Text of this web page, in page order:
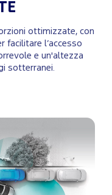
ottimizzate, con
facilitare l’accesso
e un'altezza
sotterranei.